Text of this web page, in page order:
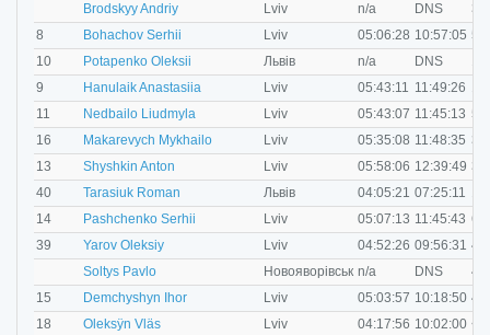
Brodskyy Andriy
Lviv n/a DNS
8
Bohachov Serhii Lviv 05:06:28 10:57:05
10
Potapenko Oleksii Львів n/a DNS
9
Hanulaik Anastasiia Lviv 05:43:11 11:49:26
11
Nedbailo Liudmyla Lviv 05:43:07 11:45:13
16
Makarevych Mykhailo Lviv 05:35:08 11:48:35
13
Shyshkin Anton Lviv 05:58:06 12:39:49
40
Tarasiuk Roman Львів 04:05:21 07:25:11
14
Pashchenko Serhii Lviv 05:07:13 11:45:43
39
Yarov Oleksiy Lviv 04:52:26 09:56:31
Soltys Pavlo
Новояворівськ n/a DNS
15
Demchyshyn Ihor Lviv 05:03:57 10:18:50
18
Oleksÿn Vläs Lviv 04:17:56 10:02:00